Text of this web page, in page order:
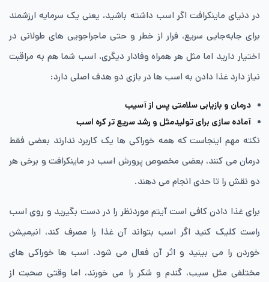
در دنیای ماینکرافت اگر اسب داشته باشید، یعنی یک سرمایه ارزشمند
برای جابه‌جایی سریع، فرار از خطر و حتی ماجراجویی های طولانی در
اختیار دارید اما مثل هر همراه وفادار دیگری، اسب شما هم به مراقبت
نیاز دارد غذا دادن به اسب ها در بازی دو هدف اصلی دارد:
درمان و بازیابی سلامتی پس از آسیب
آماده سازی برای تولیدمثل و رشد سریع تر کره ‌اسب
نکته مهم اینجاست که همه خوراکی ها یک کاربرد ندارند بعضی فقط
درمان می کنند، بعضی مخصوص پرورش اسب در ماینکرافت و برخی هر
دو نقش را تا حدی انجام می دهند.
برای غذا دادن کافی است آیتم موردنظر را در دست بگیرید و روی اسب
راست کلیک کنید اگر اسب بتواند آن غذا را مصرف کند، انیمیشن
خوردن را می بینید و اثر آن فعال می شود. اسب ها خوراکی های
مختلفی مثل سیب، گندم و شکر را می خورند، اما وقتی صحبت از